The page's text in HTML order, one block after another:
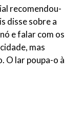
recomendou-
disse sobre a
e falar com os
mas
O lar poupa-o à